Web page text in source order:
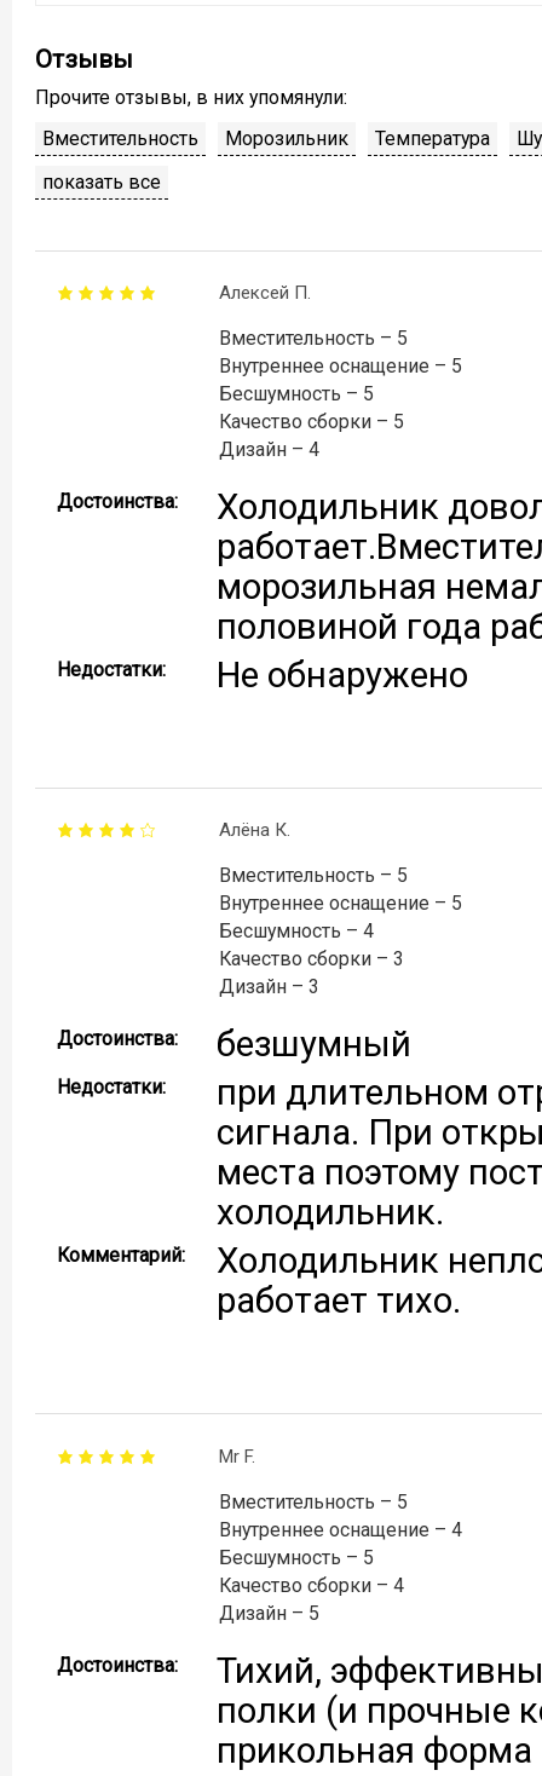
Отзывы
Прочите отзывы, в них упомянули:
Вместительность
Морозильник Температура
показать все
Алексей П.
Вместительность – 5
Внутреннее оснащение – 5
Бесшумность – 5
Качество сборки – 5
Дизайн – 4
Достоинства:
Холодильник
морозильная
половиной года
Недостатки: Не обнаружено
Алёна К.
Вместительность – 5
Внутреннее оснащение – 5
Бесшумность – 4
Качество сборки – 3
Дизайн – 3
Достоинства: безшумный
Недостатки:
при длительном
сигнала. При
места поэтому
холодильник.
Комментарий:
Холодильник
работает тихо.
Mr F.
Вместительность – 5
Внутреннее оснащение – 4
Бесшумность – 5
Качество сборки – 4
Дизайн – 5
Достоинства:
Тихий,
полки (и прочные
прикольная форма